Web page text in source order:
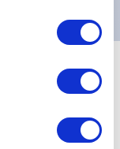
Filtres